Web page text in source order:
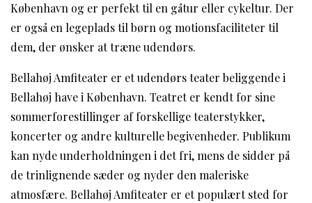
København og er perfekt til en gåtur eller cykeltur. Der
er også en legeplads til børn og motionsfaciliteter til
dem, der ønsker at træne udendørs.
Bellahøj Amfiteater er et udendørs teater beliggende i
Bellahøj have i København. Teatret er kendt for sine
sommerforestillinger af forskellige teaterstykker,
koncerter og andre kulturelle begivenheder. Publikum
kan nyde underholdningen i det fri, mens de sidder på
de trinlignende sæder og nyder den maleriske
atmosfære. Bellahøj Amfiteater er et populært sted for